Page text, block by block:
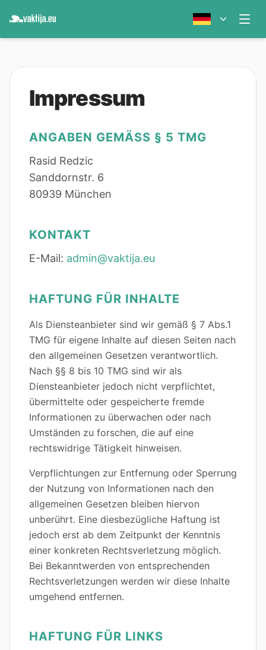
Impressum
ANGABEN GEMÄSS § 5 TMG
Rasid Redzic
Sanddornstr. 6
80939 München
KONTAKT
E-Mail: admin@vaktija.eu
HAFTUNG FÜR INHALTE
Als Diensteanbieter sind wir gemäß § 7 Abs.1
TMG für eigene Inhalte auf diesen Seiten nach
den allgemeinen Gesetzen verantwortlich.
Nach §§ 8 bis 10 TMG sind wir als
Diensteanbieter jedoch nicht verpflichtet,
übermittelte oder gespeicherte fremde
Informationen zu überwachen oder nach
Umständen zu forschen, die auf eine
rechtswidrige Tätigkeit hinweisen.
Verpflichtungen zur Entfernung oder Sperrung
der Nutzung von Informationen nach den
allgemeinen Gesetzen bleiben hiervon
unberührt. Eine diesbezügliche Haftung ist
jedoch erst ab dem Zeitpunkt der Kenntnis
einer konkreten Rechtsverletzung möglich.
Bei Bekanntwerden von entsprechenden
Rechtsverletzungen werden wir diese Inhalte
umgehend entfernen.
HAFTUNG FÜR LINKS